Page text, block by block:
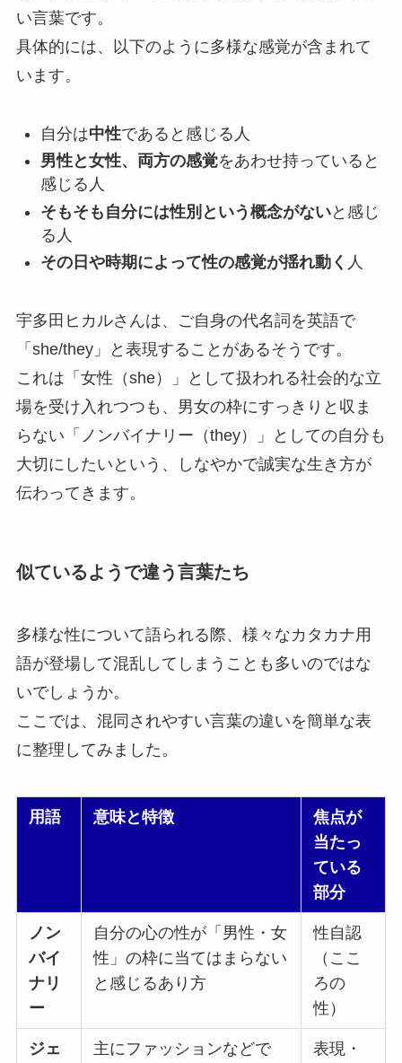
い言葉です。
具体的には、以下のように多様な感覚が含まれて
います。
自分は中性であると感じる人
男性と女性、両方の感覚をあわせ持っていると
感じる人
そもそも自分には性別という概念がないと感じ
る人
その日や時期によって性の感覚が揺れ動く 人
宇多田ヒカルさんは、ご自身の代名詞を英語で
「she/they」と表現することがあるそうです。
これは「女性（she）」として扱われる社会的な立
場を受け入れつつも、男女の枠にすっきりと収ま
らない「ノンバイナリー（they）」としての自分も
大切にしたいという、しなやかで誠実な生き方が
伝わってきます。
似ているようで違う言葉たち
多様な性について語られる際、様々なカタカナ用
語が登場して混乱してしまうことも多いのではな
いでしょうか。
ここでは、混同されやすい言葉の違いを簡単な表
に整理してみました。
用語 意味と特徴
焦点が
当たっ
ている
部分
ノン
バイ
ナリ
ー
自分の心の性が「男性・女
性」の枠に当てはまらない
と感じるあり方
性自認
（ここ
ろの
性）
ジェ
主にファッションなどで
表現・